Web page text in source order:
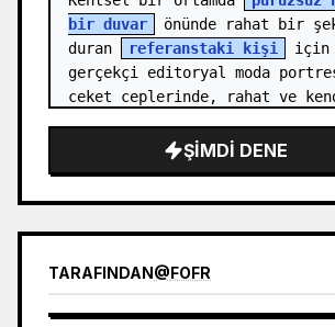
bir duvar
önünde rahat bir
duran
referanstaki kişi
için
gerçekçi editoryal moda
ceket ceplerinde, rahat ve
ŞIMDI DENE
TARAFINDAN@FOFR